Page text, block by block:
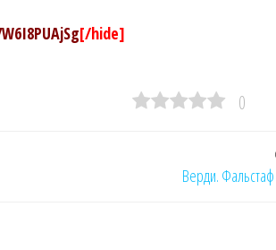
[/hide]
0
Верди.